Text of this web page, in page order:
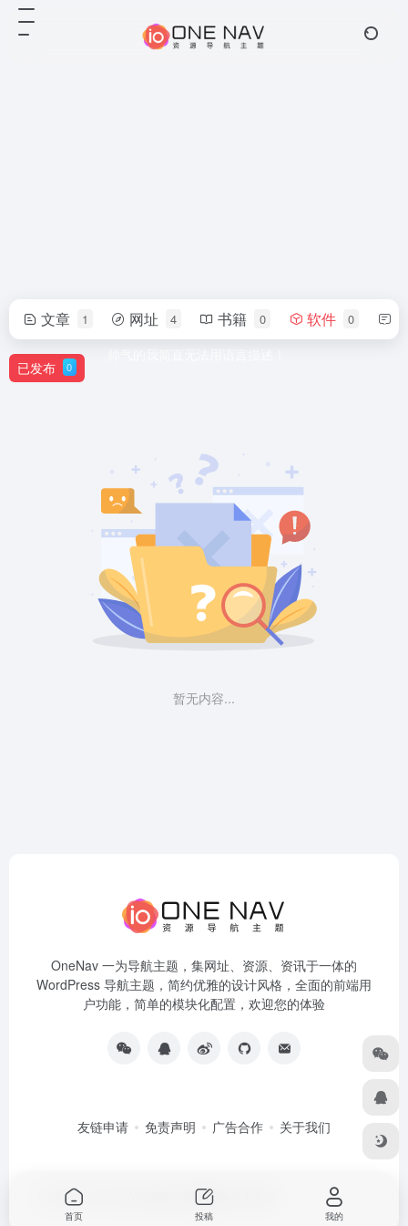
192586992
文章 1 网址 4 书籍 0 软件 0
已发布 0
暂无内容...
OneNav 一为导航主题，集网址、资源、资讯于一体的
WordPress 导航主题，简约优雅的设计风格，全面的前端用
户功能，简单的模块化配置，欢迎您的体验
友链申请 免责声明 广告合作 关于我们
Copyright © 2026 OneNav
首页 投稿 我的